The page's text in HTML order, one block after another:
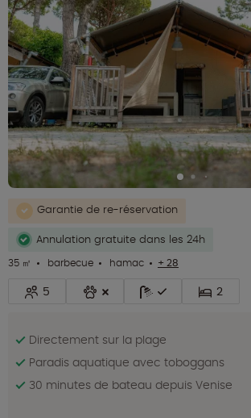
Garantie de re-réservation
Annulation gratuite dans les 24h
35 ㎡
barbecue hamac + 28
5 2
Directement sur la plage
Paradis aquatique avec toboggans
30 minutes de bateau depuis Venise